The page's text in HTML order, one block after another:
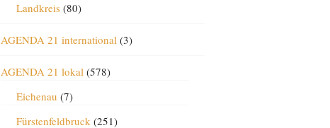
Landkreis(80)
AGENDA 21 international(3)
AGENDA 21 lokal(578)
Eichenau (7)
Fürstenfeldbruck(251)